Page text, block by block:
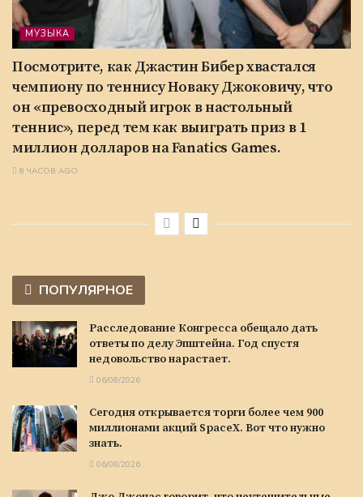
МУЗЫКА
Посмотрите, как Джастин Бибер хвастался
чемпиону по теннису Новаку Джоковичу, что
он «превосходный игрок в настольный
теннис», перед тем как выиграть приз в 1
миллион долларов на Fanatics Games.
8 ЧАСОВ AGO
ПОПУЛЯРНОЕ
Расследование Конгресса обещало дать
ответы по делу Эпштейна. Год спустя
недовольство нарастает.
06/08/2026
Сегодня открывается торги более чем 900
миллионами акций SpaceX. Вот что нужно
знать.
06/08/2026